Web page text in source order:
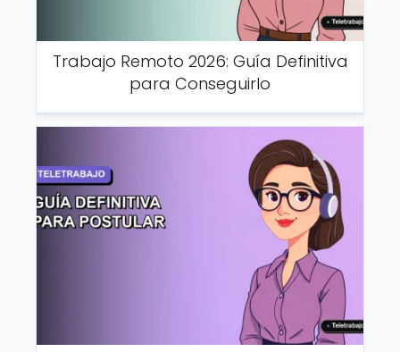
Trabajo Remoto 2026: Guía Definitiva
para Conseguirlo